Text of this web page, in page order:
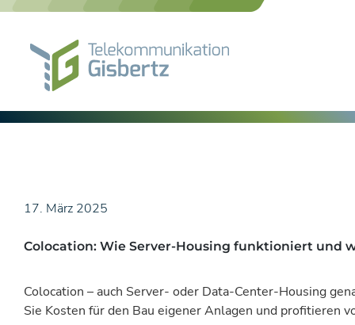
Skip
17. März 2025
Colocation: Wie Server-Housing funktioniert und
Colocation – auch Server- oder Data-Center-Housing
Sie Kosten für den Bau eigener Anlagen und profitieren